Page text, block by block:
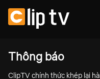
Thông báo
ClipTV chính thức khép lại